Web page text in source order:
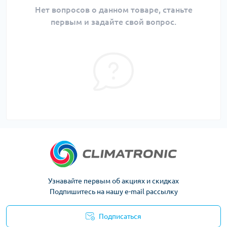
Нет вопросов о данном товаре, станьте
первым и задайте свой вопрос.
Узнавайте первым об акциях и скидках
Подпишитесь на нашу e-mail рассылку
Подписаться